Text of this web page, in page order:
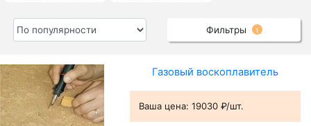
Фильтры 1
Газовый воскоплавитель
Ваша цена: 19030 ₽/шт.